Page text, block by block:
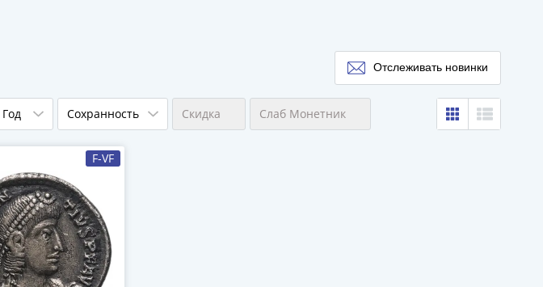
Отслеживать новинки
Год Сохранность Скидка Слаб Монетник
F-VF